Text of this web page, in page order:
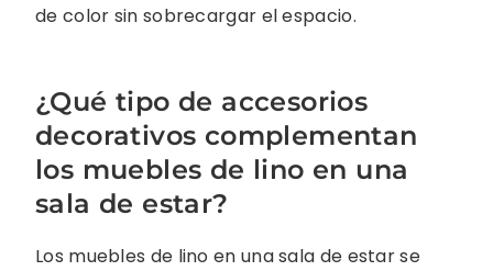
de color sin sobrecargar el espacio.
¿Qué tipo de accesorios
decorativos complementan
los muebles de lino en una
sala de estar?
Los muebles de lino en una sala de estar se